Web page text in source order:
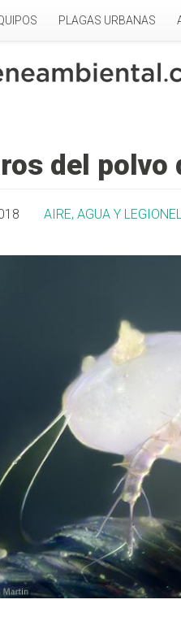
PLAGAS URBANAS
del
AIRE, AGUA Y